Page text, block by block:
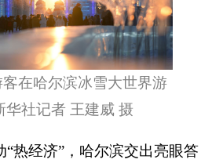
在哈尔滨冰雪大世界游
华社记者 王建威 摄
“热经济”，哈尔滨交出亮眼答